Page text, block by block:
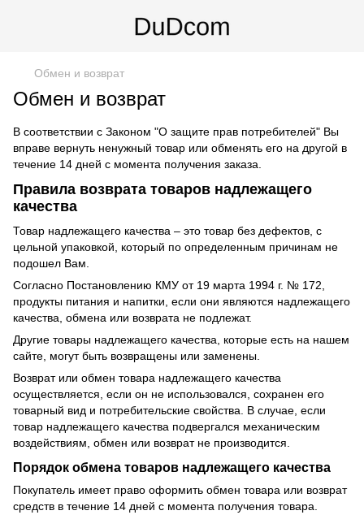
Обмен и возврат
Обмен и возврат
В соответствии с Законом "О защите прав потребителей" Вы
вправе вернуть ненужный товар или обменять его на другой в
течение 14 дней с момента получения заказа.
Правила возврата товаров надлежащего
качества
Товар надлежащего качества – это товар без дефектов, с
цельной упаковкой, который по определенным причинам не
подошел Вам.
Согласно Постановлению КМУ от 19 марта 1994 г. № 172,
продукты питания и напитки, если они являются надлежащего
качества, обмена или возврата не подлежат.
Другие товары надлежащего качества, которые есть на нашем
сайте, могут быть возвращены или заменены.
Возврат или обмен товара надлежащего качества
осуществляется, если он не использовался, сохранен его
товарный вид и потребительские свойства. В случае, если
товар надлежащего качества подвергался механическим
воздействиям, обмен или возврат не производится.
Порядок обмена товаров надлежащего качества
Покупатель имеет право оформить обмен товара или возврат
средств в течение 14 дней с момента получения товара.